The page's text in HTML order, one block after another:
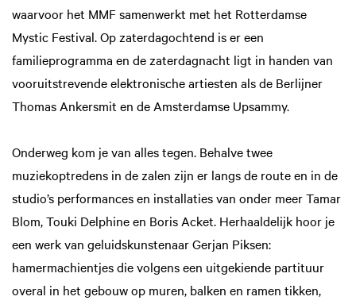
waarvoor het MMF samenwerkt met het Rotterdamse
Mystic Festival. Op zaterdagochtend is er een
familieprogramma en de zaterdagnacht ligt in handen van
vooruitstrevende elektronische artiesten als de Berlijner
Thomas Ankersmit en de Amsterdamse Upsammy.
Onderweg kom je van alles tegen. Behalve twee
muziekoptredens in de zalen zijn er langs de route en in de
studio’s performances en installaties van onder meer Tamar
Blom, Touki Delphine en Boris Acket. Herhaaldelijk hoor je
een werk van geluidskunstenaar Gerjan Piksen:
hamermachientjes die volgens een uitgekiende partituur
overal in het gebouw op muren, balken en ramen tikken,